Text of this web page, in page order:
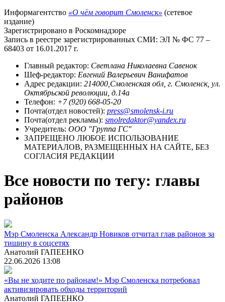
Информагентство «О чём говорит Смоленск» (сетевое
издание)
Зарегистрировано в Роскомнадзоре
Запись в реестре зарегистрированных СМИ: ЭЛ № ФС 77 –
68403 от 16.01.2017 г.
Главный редактор: Светлана Николаевна Савенок
Шеф-редактор: Евгений Валерьевич Ванифатов
Адрес редакции: 214000,Смоленская обл, г. Смоленск, ул.
Октябрьской революции, д.14а
Телефон: +7 (920) 668-05-20
Почта(отдел новостей): press@smolensk-i.ru
Почта(отдел рекламы): smolredaktor@yandex.ru
Учредитель: ООО "Группа ГС"
ЗАПРЕЩЕНО ЛЮБОЕ ИСПОЛЬЗОВАНИЕ
МАТЕРИАЛОВ, РАЗМЕЩЕННЫХ НА САЙТЕ, БЕЗ
СОГЛАСИЯ РЕДАКЦИИ
Все новости по тегу: главы
районов
Мэр Смоленска Александр Новиков отчитал глав районов за
тишину в соцсетях
Анатолий ГАПЕЕНКО
22.06.2026 13:08
«Вы не ходите по районам!» Мэр Смоленска потребовал
активизировать обходы территорий
Анатолий ГАПЕЕНКО